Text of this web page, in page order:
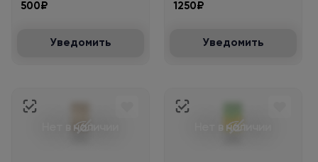
500₽
Уведомить
1250₽
Уведомить
Нет в наличии Нет в наличии